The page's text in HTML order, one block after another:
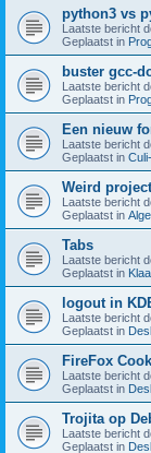
python3 vs
Laatste bericht
Geplaatst in
buster gcc-
Laatste bericht
Geplaatst in
Een nieuw
Laatste bericht
Geplaatst in
Weird
Laatste bericht
Geplaatst in
Tabs
Laatste bericht
Geplaatst in
logout in
Laatste bericht
Geplaatst in
FireFox
Laatste bericht
Geplaatst in
Trojita op
Laatste bericht
Geplaatst in